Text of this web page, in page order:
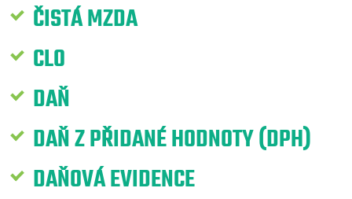
ČISTÁ MZDA
CLO
DAŇ
DAŇ Z PŘIDANÉ HODNOTY (DPH)
DAŇOVÁ EVIDENCE